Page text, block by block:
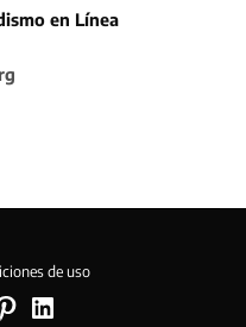
en Línea
de uso
Linkedin